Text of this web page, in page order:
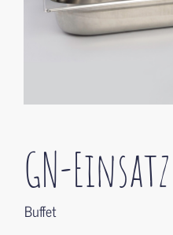
GN-
Buffet